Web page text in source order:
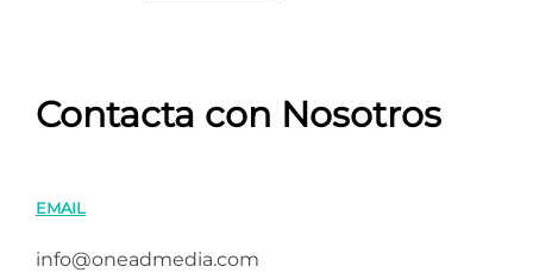
Contacta con Nosotros
EMAIL
info@oneadmedia.com